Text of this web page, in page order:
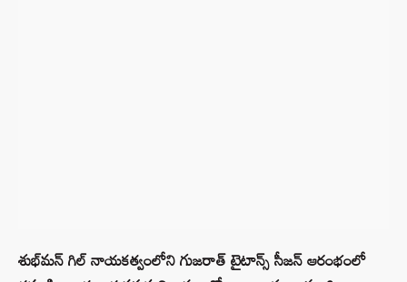
శుభ్‌మన్ గిల్ నాయకత్వంలోని గుజరాత్ టైటాన్స్ సీజన్ ఆరంభంలో